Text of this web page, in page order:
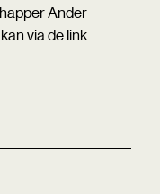
Ander
via de link